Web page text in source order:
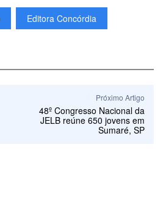
Editora Concórdia
Próximo Artigo
48º Congresso Nacional da
JELB reúne 650 jovens em
Sumaré, SP